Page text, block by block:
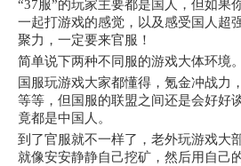
“37服”的玩家主要都是国人，但如果
一起打游戏的感觉，以及感受国人超
聚力，一定要来官服！
简单说下两种不同服的游戏大体环境。
国服玩游戏大家都懂得，氪金冲战力
等等，但国服的联盟之间还是会好好
竟都是中国人。
到了官服就不一样了，老外玩游戏大
就像安安静静自己挖矿，然后用自己